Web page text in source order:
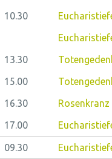
10.30
13.30
15.00
16.30
17.00
09.30